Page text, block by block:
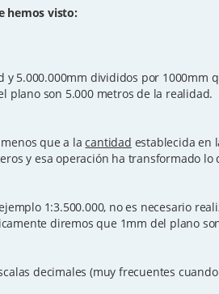
hemos visto:
5.000.000mm divididos por 1000mm
plano son 5.000 metros de la realidad.
que a lacantidad establecida en
y esa operación ha transformado lo
1:3.500.000, no es necesario
diremos que 1mm del plano
decimales (muy frecuentes